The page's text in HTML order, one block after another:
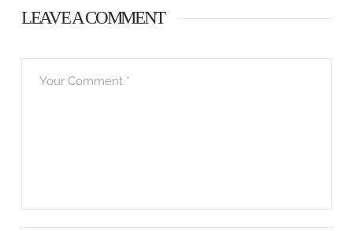
LEAVE A COMMENT